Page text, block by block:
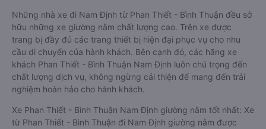
Những nhà xe đi Nam Định từ Phan Thiết - Bình Thuận đều sở
hữu những xe giường nằm chất lượng cao. Trên xe được
trang bị đầy đủ các trang thiết bị hiện đại phục vụ cho nhu
cầu di chuyển của hành khách. Bên cạnh đó, các hãng xe
khách Phan Thiết - Bình Thuận Nam Định luôn chú trọng đến
chất lượng dịch vụ, không ngừng cải thiện để mang đến trải
nghiệm hoàn hảo cho hành khách.
Xe Phan Thiết - Bình Thuận Nam Định giường nằm tốt nhất: Xe
từ Phan Thiết - Bình Thuận đi Nam Định giường nằm được